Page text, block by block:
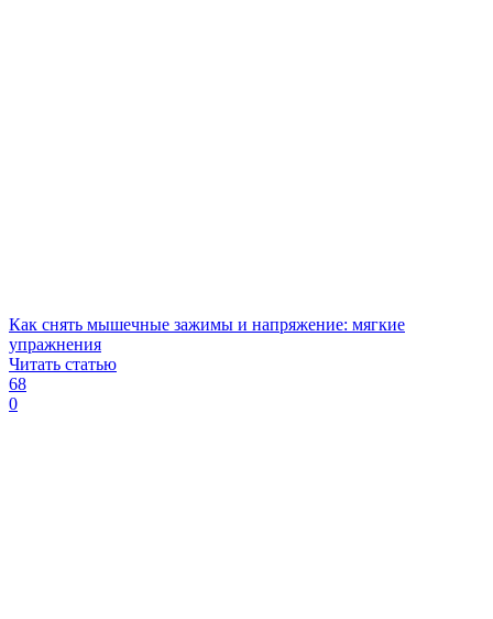
Как снять мышечные зажимы и напряжение: мягкие
упражнения
Читать статью
68
0